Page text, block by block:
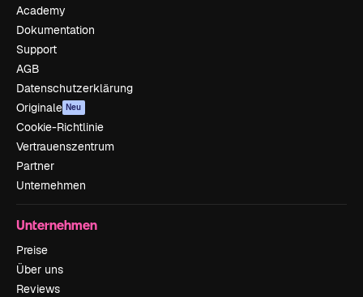
Academy
Dokumentation
Support
AGB
Datenschutzerklärung
Originale Neu
Cookie-Richtlinie
Vertrauenszentrum
Partner
Unternehmen
Unternehmen
Preise
Über uns
Reviews